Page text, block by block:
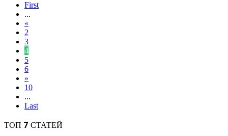
First
...
«
2
3
4
5
6
»
10
...
Last
ТОП 7 СТАТЕЙ